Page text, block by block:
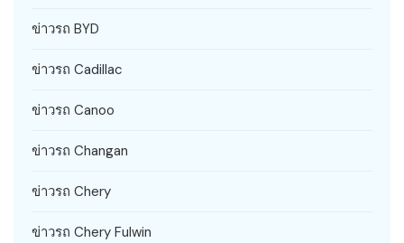
ข่าวรถ BYD
ข่าวรถ Cadillac
ข่าวรถ Canoo
ข่าวรถ Changan
ข่าวรถ Chery
ข่าวรถ Chery Fulwin